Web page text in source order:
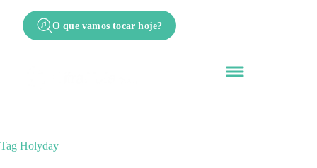
O que vamos tocar hoje?
Tag Holyday